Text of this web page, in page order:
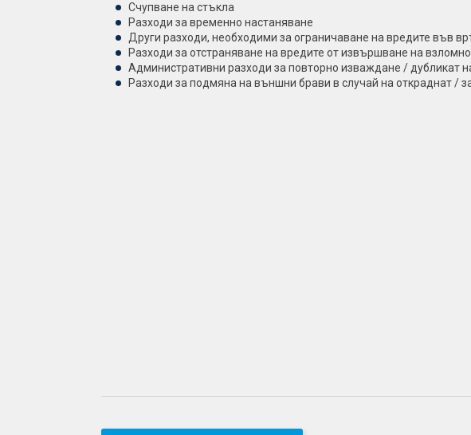
Счупване на стъкла
Разходи за временно настаняване
Други разходи, необходими за ограничаване на вредите във
Разходи за отстраняване на вредите от извършване на
Административни разходи за повторно изваждане / дубликат
Разходи за подмяна на външни брави в случай на откраднат /